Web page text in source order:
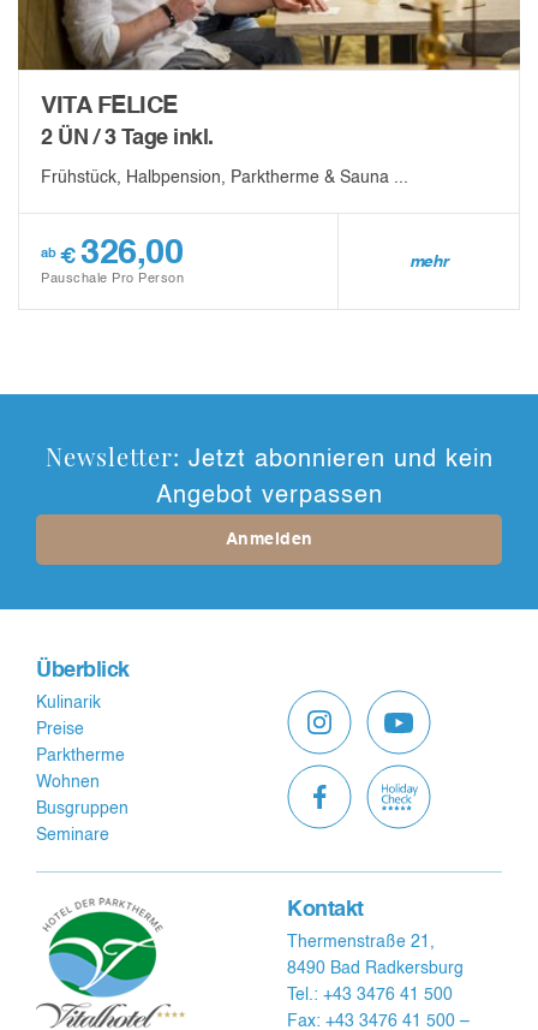
VITA FELICE
2 ÜN / 3 Tage inkl.
Frühstück, Halbpension, Parktherme & Sauna ...
ab € 326,00
Pauschale Pro Person
mehr
Newsletter: Jetzt abonnieren und kein
Angebot verpassen
Anmelden
Kontakt
Thermenstraße 21,
8490 Bad Radkersburg
Tel.: +43 3476 41 500
Fax: +43 3476 41 500 –
Überblick
Kulinarik
Preise
Parktherme
Wohnen
Busgruppen
Seminare